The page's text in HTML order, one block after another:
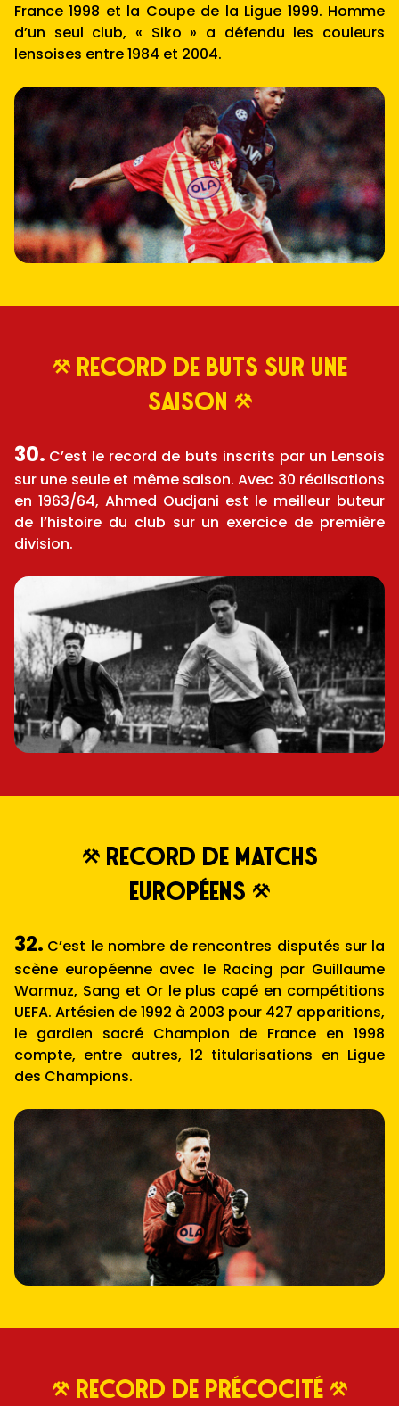
France 1998 et la Coupe de la Ligue 1999. Homme
d’un seul club, « Siko » a défendu les couleurs
lensoises entre 1984 et 2004.
record de buts sur une
saison
30. C’est le record de buts inscrits par un Lensois
sur une seule et même saison. Avec 30 réalisations
en 1963/64, Ahmed Oudjani est le meilleur buteur
de l’histoire du club sur un exercice de première
division.
record de matchs
européens
32. C’est le nombre de rencontres disputés sur la
scène européenne avec le Racing par Guillaume
Warmuz, Sang et Or le plus capé en compétitions
UEFA. Artésien de 1992 à 2003 pour 427 apparitions,
le gardien sacré Champion de France en 1998
compte, entre autres, 12 titularisations en Ligue
des Champions.
record de précocité